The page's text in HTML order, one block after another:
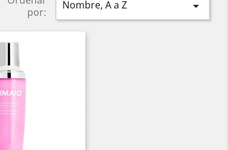
por:
Nombre, A a Z 